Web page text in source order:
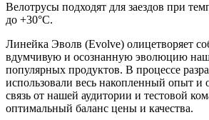
Велотрусы подходят для заездов при
до +30°C.
Линейка Эволв (Evolve) олицетворяет
вдумчивую и осознанную эволюцию
популярных продуктов. В процессе
использовали весь накопленный опыт
связь от нашей аудитории и тестовой
оптимальный баланс цены и качества.